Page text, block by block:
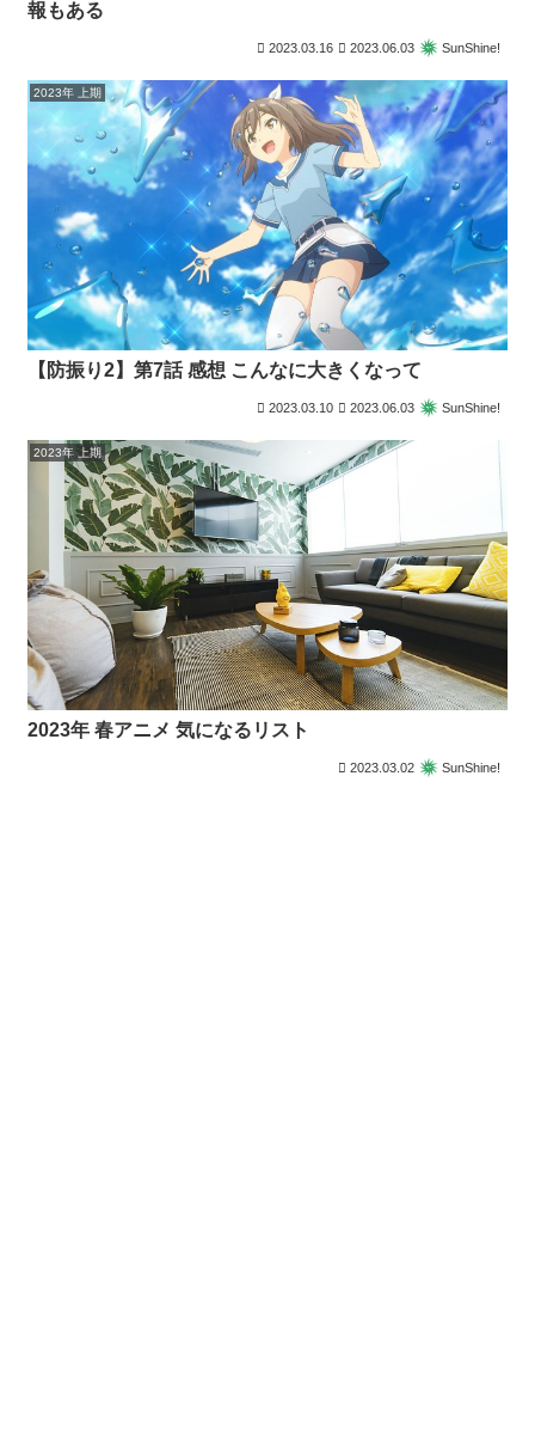
報もある
2023.03.16 2023.06.03 SunShine!
2023年 上期
【防振り2】第7話 感想 こんなに大きくなって
2023.03.10 2023.06.03 SunShine!
2023年 上期
2023年 春アニメ 気になるリスト
2023.03.02 SunShine!